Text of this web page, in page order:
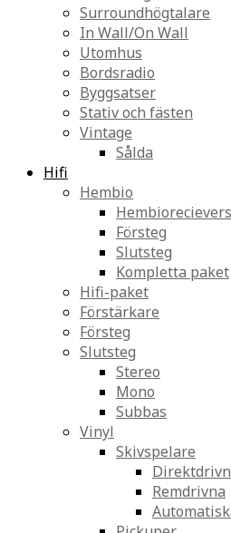
Surroundhögtalare
In Wall/On Wall
Utomhus
Bordsradio
Byggsatser
Stativ och fästen
Vintage
Sålda
Hifi
Hembio
Hembiorecievers
Försteg
Slutsteg
Kompletta paket
Hifi-paket
Förstärkare
Försteg
Slutsteg
Stereo
Mono
Subbas
Vinyl
Skivspelare
Remdrivna